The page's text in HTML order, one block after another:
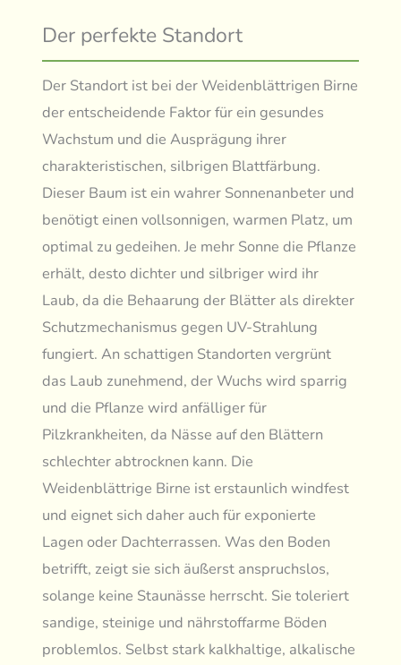
Der perfekte Standort
Der Standort ist bei der Weidenblättrigen Birne
der entscheidende Faktor für ein gesundes
Wachstum und die Ausprägung ihrer
charakteristischen, silbrigen Blattfärbung.
Dieser Baum ist ein wahrer Sonnenanbeter und
benötigt einen vollsonnigen, warmen Platz, um
optimal zu gedeihen. Je mehr Sonne die Pflanze
erhält, desto dichter und silbriger wird ihr
Laub, da die Behaarung der Blätter als direkter
Schutzmechanismus gegen UV-Strahlung
fungiert. An schattigen Standorten vergrünt
das Laub zunehmend, der Wuchs wird sparrig
und die Pflanze wird anfälliger für
Pilzkrankheiten, da Nässe auf den Blättern
schlechter abtrocknen kann. Die
Weidenblättrige Birne ist erstaunlich windfest
und eignet sich daher auch für exponierte
Lagen oder Dachterrassen. Was den Boden
betrifft, zeigt sie sich äußerst anspruchslos,
solange keine Staunässe herrscht. Sie toleriert
sandige, steinige und nährstoffarme Böden
problemlos. Selbst stark kalkhaltige, alkalische